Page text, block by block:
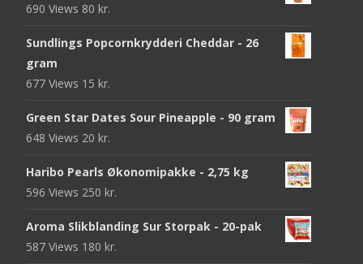
690 Views 80 kr.
Sundlings Popcornkrydderi Cheddar - 26
gram
677 Views 15 kr.
Green Star Dates Sour Pineapple - 90 gram
648 Views 20 kr.
Haribo Pearls Økonomipakke - 2,75 kg
596 Views 250 kr.
Aroma Slikblanding Sur Storpak - 20-pak
587 Views 180 kr.